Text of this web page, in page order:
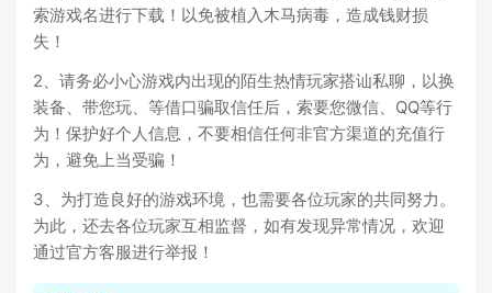
索游戏名进行下载！以免被植入木马病毒，造成钱财损
失！
2、请务必小心游戏内出现的陌生热情玩家搭讪私聊，以换
装备、带您玩、等借口骗取信任后，索要您微信、QQ等行
为！保护好个人信息，不要相信任何非官方渠道的充值行
为，避免上当受骗！
3、为打造良好的游戏环境，也需要各位玩家的共同努力。
为此，还去各位玩家互相监督，如有发现异常情况，欢迎
通过官方客服进行举报！